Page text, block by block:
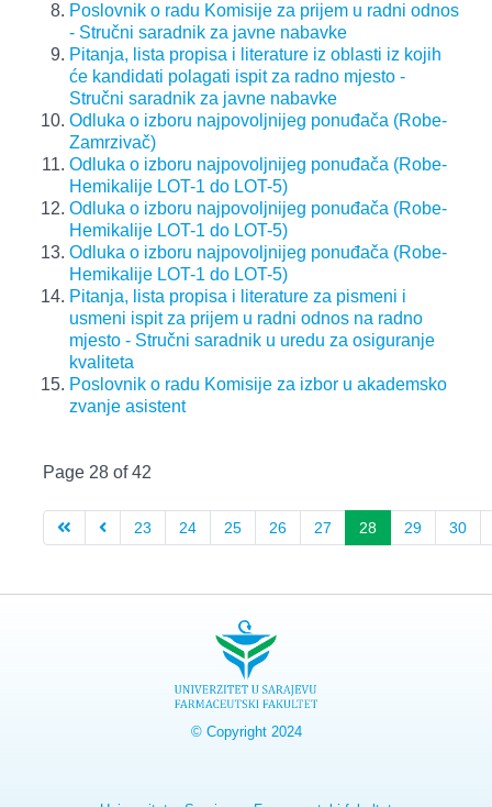
Poslovnik o radu Komisije za prijem u radni odnos
- Stručni saradnik za javne nabavke
Pitanja, lista propisa i literature iz oblasti iz kojih
će kandidati polagati ispit za radno mjesto -
Stručni saradnik za javne nabavke
Odluka o izboru najpovoljnijeg ponuđača (Robe-
Zamrzivač)
Odluka o izboru najpovoljnijeg ponuđača (Robe-
Hemikalije LOT-1 do LOT-5)
Odluka o izboru najpovoljnijeg ponuđača (Robe-
Hemikalije LOT-1 do LOT-5)
Odluka o izboru najpovoljnijeg ponuđača (Robe-
Hemikalije LOT-1 do LOT-5)
Pitanja, lista propisa i literature za pismeni i
usmeni ispit za prijem u radni odnos na radno
mjesto - Stručni saradnik u uredu za osiguranje
kvaliteta
Poslovnik o radu Komisije za izbor u akademsko
zvanje asistent
Page 28 of 42
23 24 25 26 27 28 29 30
© Copyright 2024